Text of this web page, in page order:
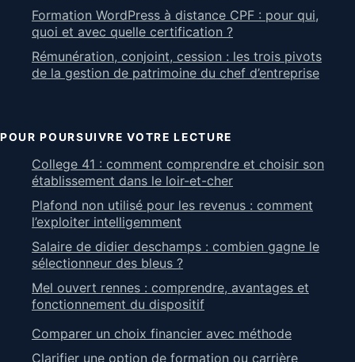
Formation WordPress à distance CPF : pour qui,
quoi et avec quelle certification ?
Rémunération, conjoint, cession : les trois pivots
de la gestion de patrimoine du chef d’entreprise
POUR POURSUIVRE VOTRE LECTURE
College 41 : comment comprendre et choisir son
établissement dans le loir-et-cher
Plafond non utilisé pour les revenus : comment
l’exploiter intelligemment
Salaire de didier deschamps : combien gagne le
sélectionneur des bleus ?
Mel ouvert rennes : comprendre, avantages et
fonctionnement du dispositif
Comparer un choix financier avec méthode
Clarifier une option de formation ou carrière